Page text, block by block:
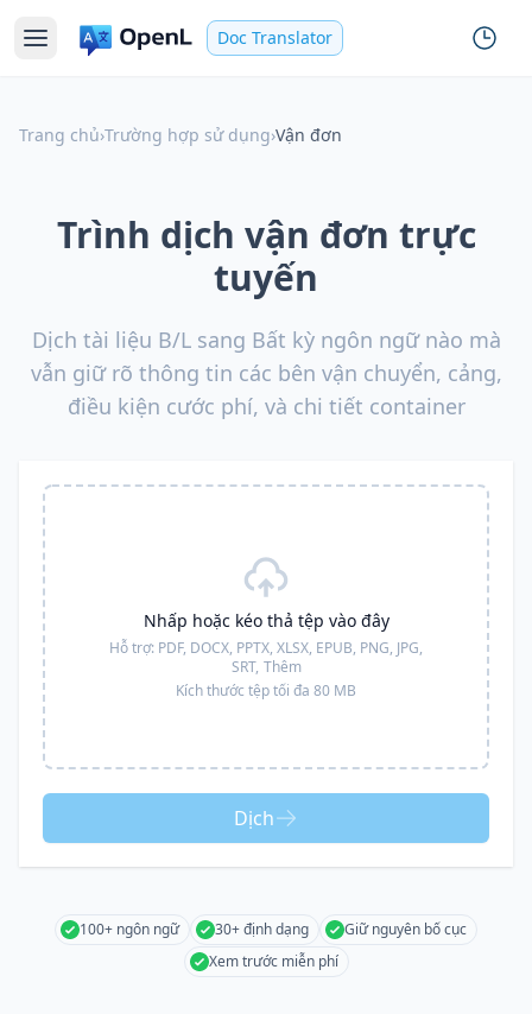
Doc Translator
Trang chủ›Trường hợp sử dụng›Vận đơn
Trình dịch vận đơn trực
tuyến
Dịch tài liệu B/L sang Bất kỳ ngôn ngữ nào mà
vẫn giữ rõ thông tin các bên vận chuyển, cảng,
điều kiện cước phí, và chi tiết container
Nhấp hoặc kéo thả tệp vào đây
Hỗ trợ: PDF, DOCX, PPTX, XLSX, EPUB, PNG, JPG,
SRT, Thêm
Kích thước tệp tối đa 80 MB
Dịch
100+ ngôn ngữ 30+ định dạng
Giữ nguyên bố cục
Xem trước miễn phí